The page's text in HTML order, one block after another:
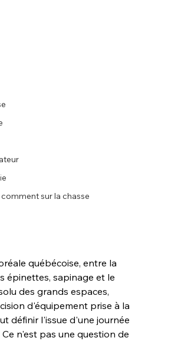
sur la chasse
québécoise, entre la
épinettes, sapinage et le
des grands espaces,
d'équipement prise à la
définir l'issue d'une journée
Ce n'est pas une question de